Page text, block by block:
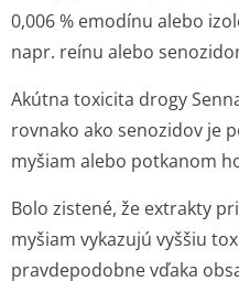
0,006 % emodínu alebo
napr. reínu alebo
Akútna toxicita drogy
rovnako ako senozidov je
myšiam alebo potkanom
Bolo zistené, že extrakty
myšiam vykazujú vyššiu
pravdepodobne vďaka